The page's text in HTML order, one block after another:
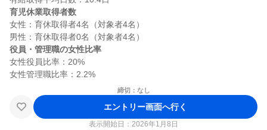
育児休業取得者数
女性：育休取得者4名（対象者4名）
役員・管理職の女性比率
女性役員比率：20%
締切：なし
エントリー画面へ行く
表示開始日：2026年1月8日